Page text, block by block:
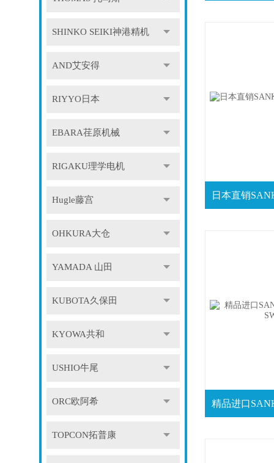
SHINKO SEIKI神港精机
AND艾安得
RIYYO日本
EBARA荏原机械
RIGAKU理学电机
Hugle藤宫
OHKURA大仓
YAMADA 山田
KUBOTA久保田
KYOWA共和
USHIO牛尾
ORC欧阿希
TOPCON拓普康